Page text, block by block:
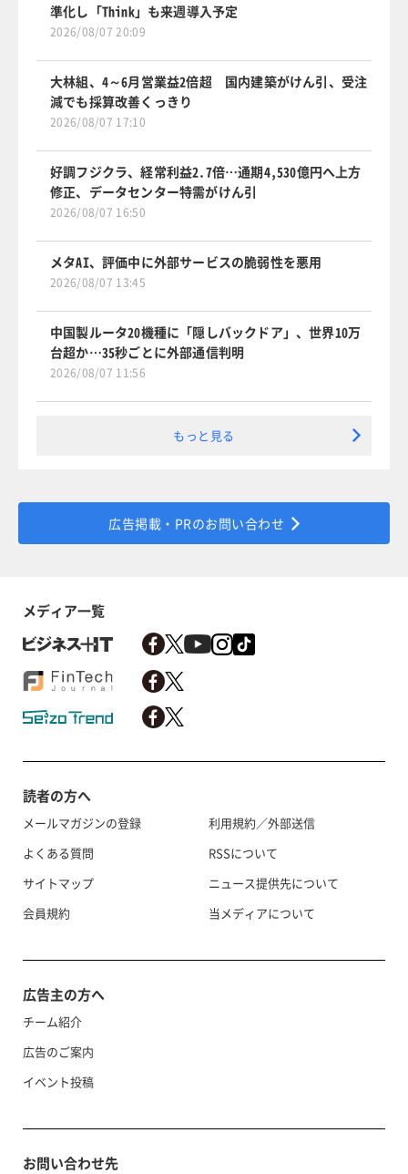
準化し「Think」も来週導入予定
2026/08/07 20:09
大林組、4～6月営業益2倍超 国内建築がけん引、受注
減でも採算改善くっきり
2026/08/07 17:10
好調フジクラ、経常利益2.7倍…通期4,530億円へ上方
修正、データセンター特需がけん引
2026/08/07 16:50
メタAI、評価中に外部サービスの脆弱性を悪用
2026/08/07 13:45
中国製ルータ20機種に「隠しバックドア」、世界10万
台超か…35秒ごとに外部通信判明
2026/08/07 11:56
もっと見る
広告掲載・PRのお問い合わせ
メディア一覧
読者の方へ
メールマガジンの登録
よくある質問
サイトマップ
会員規約
利用規約／外部送信
RSSについて
ニュース提供先について
当メディアについて
広告主の方へ
チーム紹介
広告のご案内
イベント投稿
お問い合わせ先